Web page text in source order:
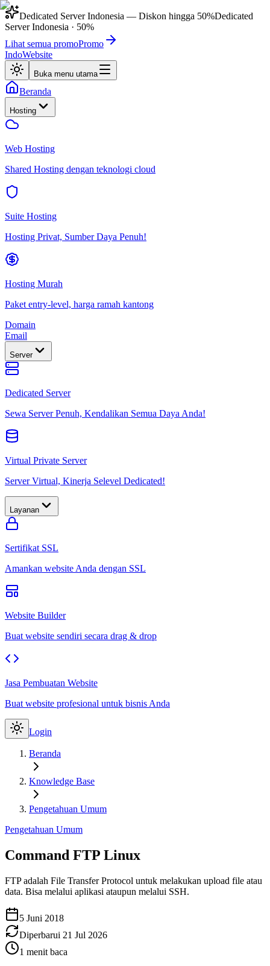
Dedicated Server Indonesia — Diskon hingga 50%Dedicated
Server Indonesia · 50%
Lihat semua promoPromo
IndoWebsite
Buka menu utama
Beranda
Hosting
Web Hosting
Shared Hosting dengan teknologi cloud
Suite Hosting
Hosting Privat, Sumber Daya Penuh!
Hosting Murah
Paket entry-level, harga ramah kantong
Domain
Email
Server
Dedicated Server
Sewa Server Penuh, Kendalikan Semua Daya Anda!
Virtual Private Server
Server Virtual, Kinerja Selevel Dedicated!
Layanan
Sertifikat SSL
Amankan website Anda dengan SSL
Website Builder
Buat website sendiri secara drag & drop
Jasa Pembuatan Website
Buat website profesional untuk bisnis Anda
Login
Beranda
Knowledge Base
Pengetahuan Umum
Pengetahuan Umum
Command FTP Linux
FTP adalah File Transfer Protocol untuk melakukan upload file atau
data. Bisa melalui aplikasi ataupun melalui SSH.
5 Juni 2018
Diperbarui 21 Jul 2026
1 menit baca